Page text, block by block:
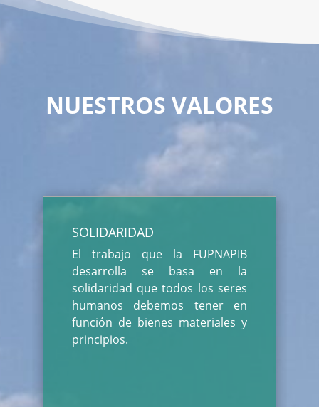
NUESTROS VALORES
SOLIDARIDAD
El trabajo que la FUPNAPIB
desarrolla se basa en la
solidaridad que todos los seres
humanos debemos tener en
función de bienes materiales y
principios.